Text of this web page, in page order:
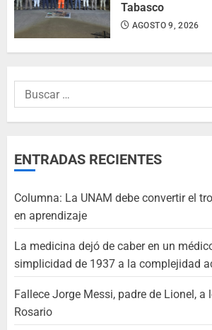
Tabasco
AGOSTO 9, 2026
ENTRADAS RECIENTES
Columna: La UNAM debe convertir el
en aprendizaje
La medicina dejó de caber en un
simplicidad de 1937 a la complejidad
Fallece Jorge Messi, padre de Lionel, a
Rosario